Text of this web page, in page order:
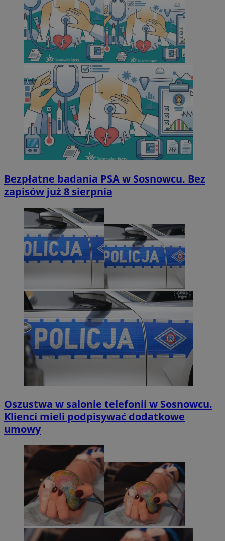
Bezpłatne badania PSA w Sosnowcu. Bez
zapisów już 8 sierpnia
Oszustwa w salonie telefonii w Sosnowcu.
Klienci mieli podpisywać dodatkowe
umowy